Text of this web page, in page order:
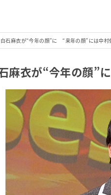
石麻衣が“今年の顔”に “来年の顔”には中村
麻衣が“今年の顔”